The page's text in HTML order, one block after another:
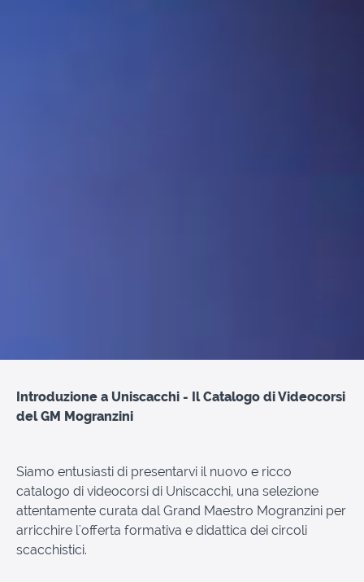
Introduzione a Uniscacchi - Il Catalogo di Videocorsi
del GM Mogranzini
Siamo entusiasti di presentarvi il nuovo e ricco
catalogo di videocorsi di Uniscacchi, una selezione
attentamente curata dal Grand Maestro Mogranzini per
arricchire l'offerta formativa e didattica dei circoli
scacchistici.